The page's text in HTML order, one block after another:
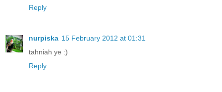
Reply
nurpiska 15 February 2012 at 01:31
tahniah ye :)
Reply